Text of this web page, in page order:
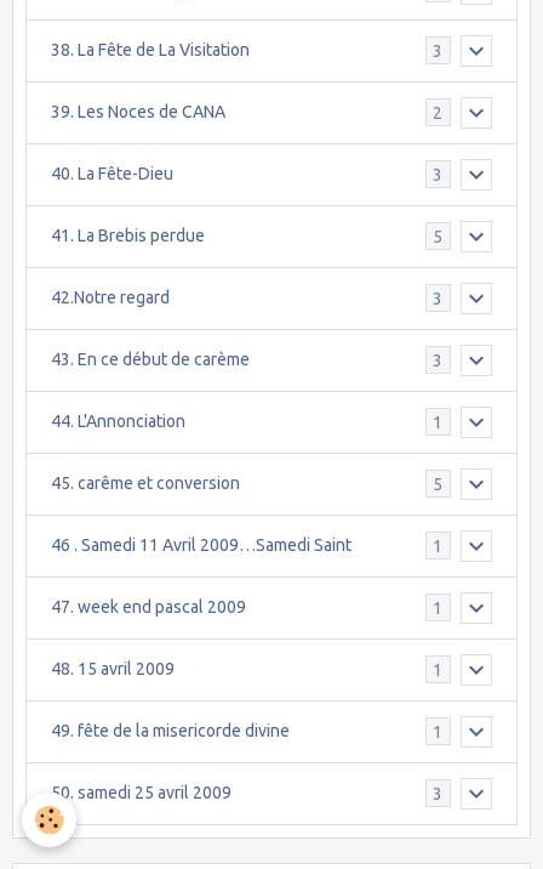
38. La Fête de La Visitation 3
39. Les Noces de CANA 2
40. La Fête-Dieu 3
41. La Brebis perdue 5
42.Notre regard 3
43. En ce début de carème 3
44. L'Annonciation 1
45. carême et conversion 5
46 . Samedi 11 Avril 2009…Samedi Saint 1
47. week end pascal 2009 1
48. 15 avril 2009 1
49. fête de la misericorde divine 1
50. samedi 25 avril 2009 3